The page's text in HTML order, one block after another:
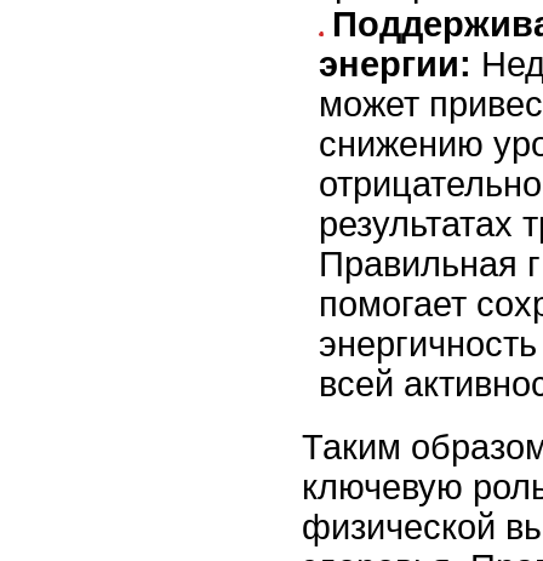
энергии:
может
снижению
результатах
Правильная
помогает
всей
Таким
ключевую
физической